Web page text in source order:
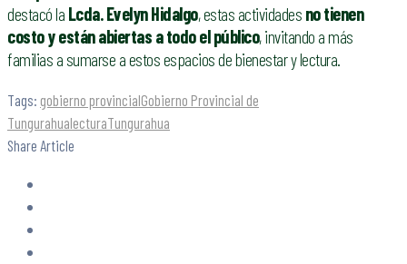
destacó la Lcda. Evelyn Hidalgo, estas actividades no tienen
costo y están abiertas a todo el público, invitando a más
familias a sumarse a estos espacios de bienestar y lectura.
Tags: gobierno provincialGobierno Provincial de
TungurahualecturaTungurahua
Share Article